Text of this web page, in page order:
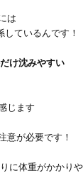
は
しているんです！
け沈みやすい
じます
意が必要です！
に体重がかかり